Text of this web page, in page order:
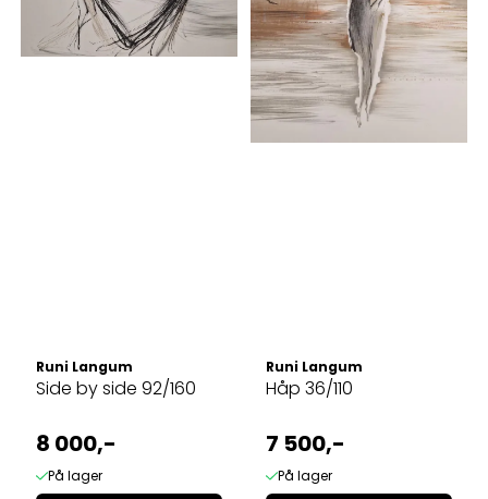
Runi Langum
Side by side 92/160
8 000,-
På lager
Runi Langum
Håp 36/110
7 500,-
På lager